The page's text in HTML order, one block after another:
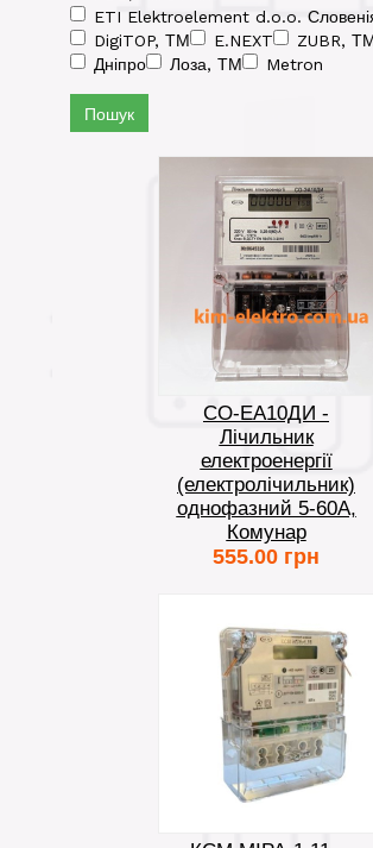
ETI Elektroelement d.o.o.
DigiTOP, ТМ
E.NEXT ZUBR,
Дніпро
Лоза, ТМ Metron
Пошук
СО-ЕА10ДИ -
Лічильник
електроенергії
(електролічильник)
однофазний 5-60А,
Комунар
555.00 грн